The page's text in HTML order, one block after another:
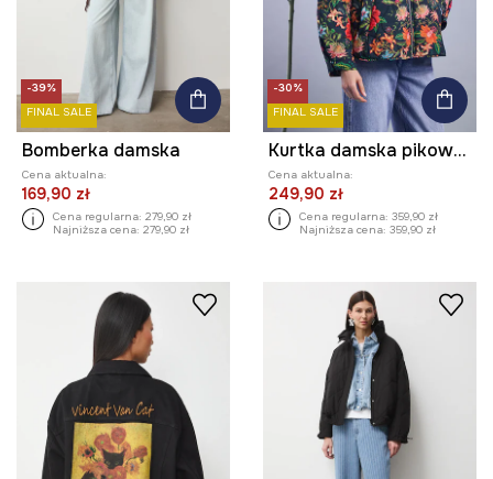
-39%
FINAL SALE
Bomberka damska
Cena aktualna:
169,90 zł
Cena regularna: 279,90 zł
Najniższa cena: 279,90 zł
-30%
FINAL SALE
Kurtka damska pikowana wzorzysta
Cena aktualna:
249,90 zł
Cena regularna: 359,90 zł
Najniższa cena: 359,90 zł